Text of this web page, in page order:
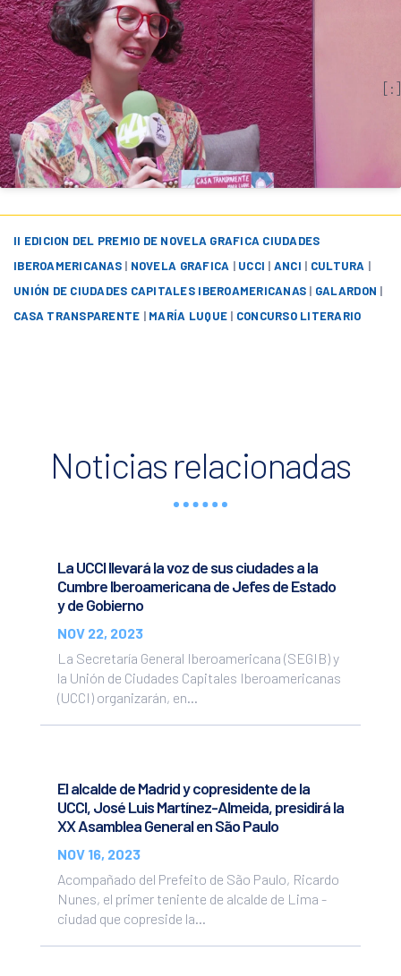
[:]
II EDICION DEL PREMIO DE NOVELA GRAFICA CIUDADES
IBEROAMERICANAS| NOVELA GRAFICA | UCCI | ANCI | CULTURA |
UNIÓN DE CIUDADES CAPITALES IBEROAMERICANAS | GALARDON |
CASA TRANSPARENTE | MARÍA LUQUE | CONCURSO LITERARIO
Noticias relacionadas
La UCCI llevará la voz de sus ciudades a la
Cumbre Iberoamericana de Jefes de Estado
y de Gobierno
NOV 22, 2023
La Secretaría General Iberoamericana (SEGIB) y
la Unión de Ciudades Capitales Iberoamericanas
(UCCI) organizarán, en...
El alcalde de Madrid y copresidente de la
UCCI, José Luis Martínez-Almeida, presidirá la
XX Asamblea General en São Paulo
NOV 16, 2023
Acompañado del Prefeito de São Paulo, Ricardo
Nunes, el primer teniente de alcalde de Lima -
ciudad que copreside la...